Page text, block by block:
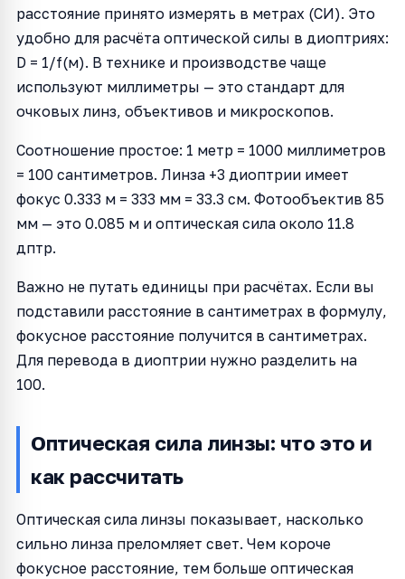
расстояние принято измерять в метрах (СИ). Это
удобно для расчёта оптической силы в диоптриях:
D = 1/f(м). В технике и производстве чаще
используют миллиметры — это стандарт для
очковых линз, объективов и микроскопов.
Соотношение простое: 1 метр = 1000 миллиметров
= 100 сантиметров. Линза +3 диоптрии имеет
фокус 0.333 м = 333 мм = 33.3 см. Фотообъектив 85
мм — это 0.085 м и оптическая сила около 11.8
дптр.
Важно не путать единицы при расчётах. Если вы
подставили расстояние в сантиметрах в формулу,
фокусное расстояние получится в сантиметрах.
Для перевода в диоптрии нужно разделить на
100.
Оптическая сила линзы: что это и
как рассчитать
Оптическая сила линзы показывает, насколько
сильно линза преломляет свет. Чем короче
фокусное расстояние, тем больше оптическая